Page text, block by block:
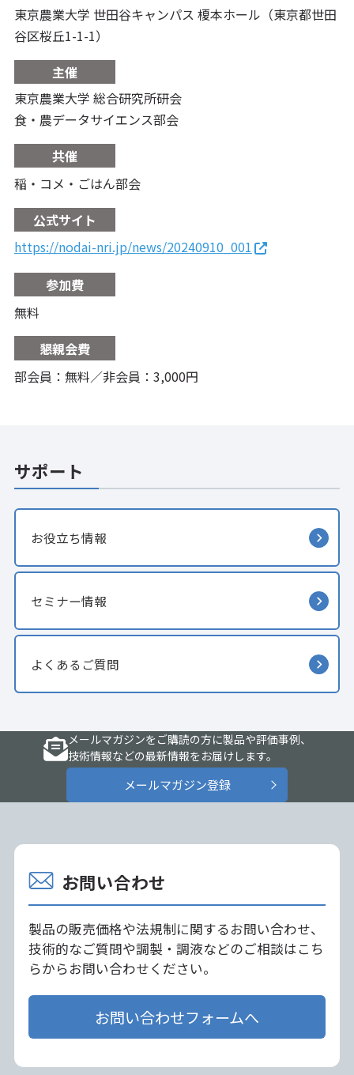
東京農業大学 世田谷キャンパス 榎本ホール（東京都世田
谷区桜丘1-1-1）
主催
東京農業大学 総合研究所研会
食・農データサイエンス部会
共催
稲・コメ・ごはん部会
公式サイト
https://nodai-nri.jp/news/20240910_001
参加費
無料
懇親会費
部会員：無料／非会員：3,000円
サポート
お役立ち情報
セミナー情報
よくあるご質問
メールマガジンをご購読の方に製品や評価事例、
技術情報などの最新情報をお届けします。
メールマガジン登録
お問い合わせ
製品の販売価格や法規制に関するお問い合わせ、
技術的なご質問や調製・調液などのご相談はこち
らからお問い合わせください。
お問い合わせフォームへ